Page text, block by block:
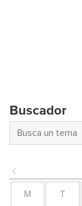
Buscador
M